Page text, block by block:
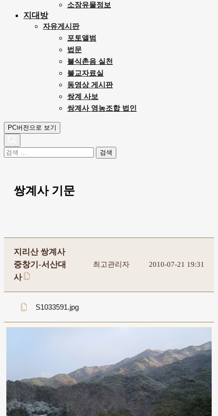
소장유물정보
지대방
자유게시판
포토앨범
법문
불식촌음 실천
불교자료실
동영상 게시판
쌍계 사보
쌍계사 영농조합 법인
PC버전으로 보기
검
쌍계사 기문
지리산 쌍계사
중창기-서산대
사
최고관리자 2010-07-21 19:31
S1033591.jpg